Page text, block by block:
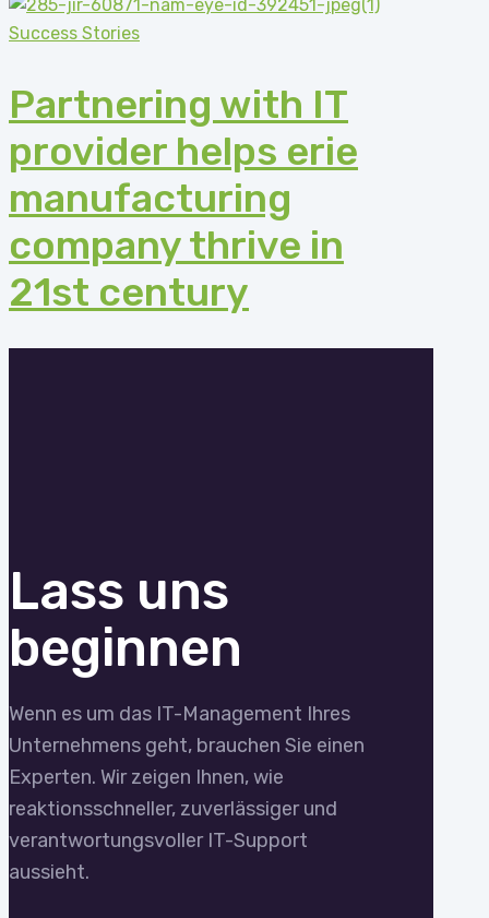
Success Stories
Partnering with IT
provider helps erie
manufacturing
company thrive in
21st century
Lass uns
beginnen
Wenn es um das IT-Management Ihres
Unternehmens geht, brauchen Sie einen
Experten. Wir zeigen Ihnen, wie
reaktionsschneller, zuverlässiger und
verantwortungsvoller IT-Support
aussieht.